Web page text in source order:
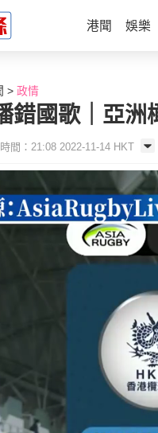
港聞 娛樂
政情
錯國歌｜亞洲
間：21:08 2022-11-14 HKT